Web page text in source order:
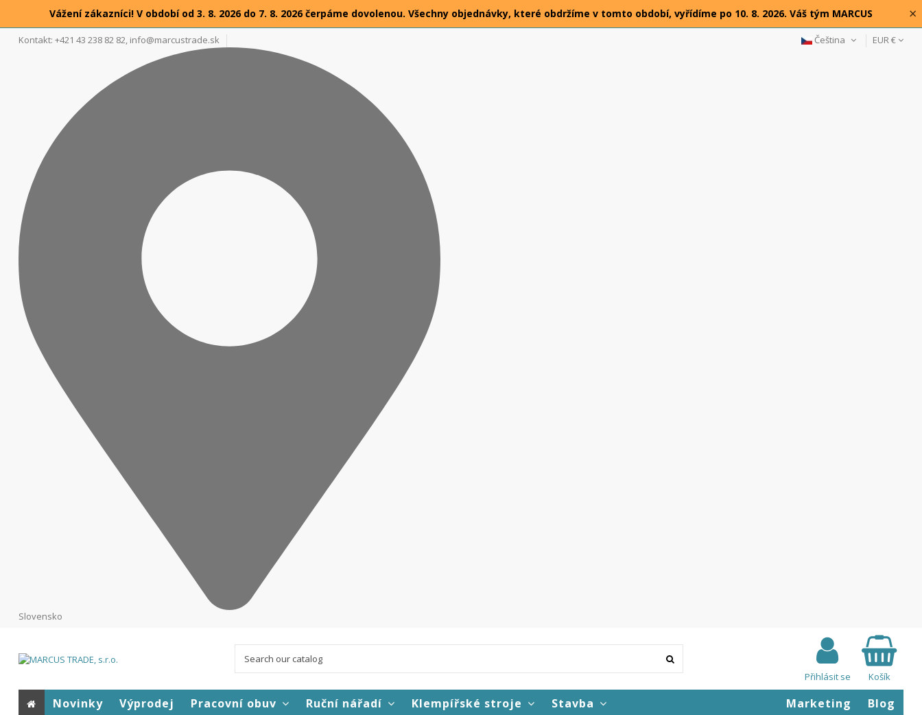
Vážení zákazníci! V období od 3. 8. 2026 do 7. 8. 2026 čerpáme dovolenou. Všechny objednávky, které obdržíme v tomto období, vyřídíme po 10. 8. 2026. Váš tým MARCUS ×
Kontakt: +421 43 238 82 82, info@marcustrade.sk
Slovensko
Čeština EUR €
Přihlásit se Košík
Novinky Výprodej Pracovní obuv Ruční nářadí Klempířské stroje Stavba Blog
Marketing